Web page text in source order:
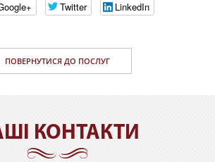
Twitter LinkedIn
ПОВЕРНУТИСЯ ДО ПОСЛУГ
КОНТАКТИ